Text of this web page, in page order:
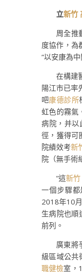
立新竹
周全推
度協作，為
“以安康為
在構建
陽江市已率
吧康德診所
虹色的霧氣
病院，并以
徑，獲得可
院績效考新
院（無手術
“這新
一個步驟都
2018年10
生病院也順
前列。
廣東將
級區域公共
職健檢室，